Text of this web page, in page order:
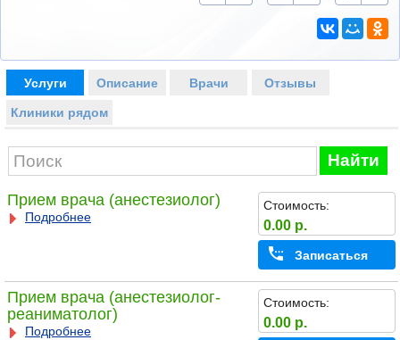
Услуги Описание Врачи Отзывы
Клиники рядом
Найти
Прием врача (анестезиолог)
Подробнее
Стоимость:
0.00 р.
Записаться
Прием врача (анестезиолог-
реаниматолог)
Подробнее
Стоимость:
0.00 р.